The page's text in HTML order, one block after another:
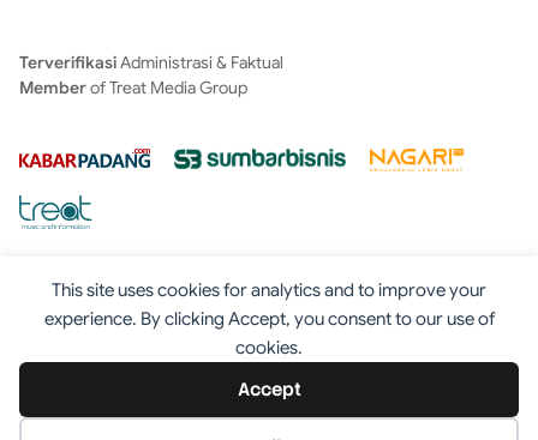
This site uses cookies for analytics and to improve your
experience. By clicking Accept, you consent to our use of
cookies.
Accept
TerverifikasiAdministrasi & Faktual
Memberof Treat Media Group
Tentang Redaksi Kontak Disclaimer
Iklan